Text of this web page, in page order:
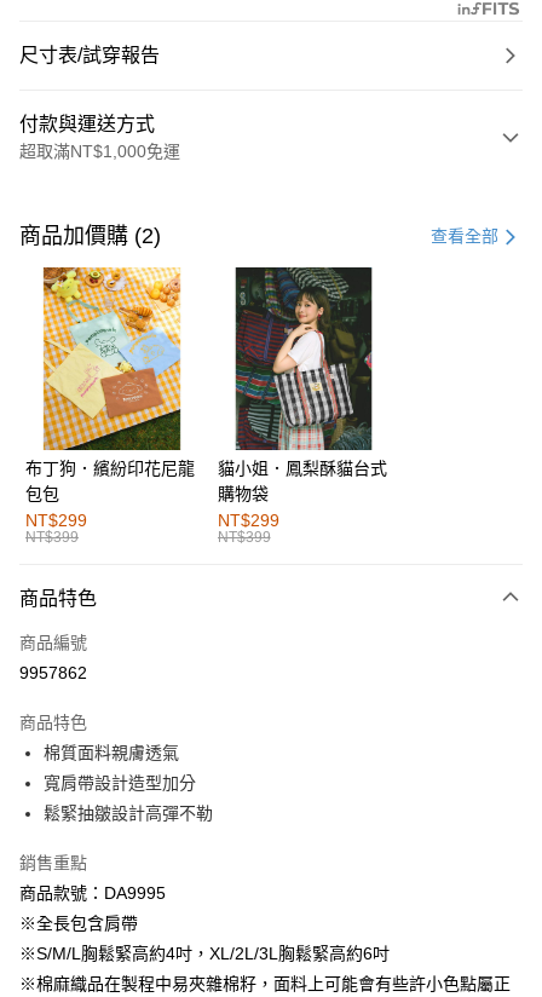
尺寸表/試穿報告
付款與運送方式
超取滿NT$1,000免運
信用卡一次付款
購物金
超商取貨付款
LINE Pay
街口支付
運送方式
全家取貨付款
每筆NT$60，滿NT$1,000(含以上)免運費
付款後全家取貨
萊爾富取貨付款
付款後萊爾富取貨
每筆NT$60，滿NT$1,000(含以上)免運費
7-11取貨付款
每筆NT$60，滿NT$1,000(含以上)免運費
付款後7-11取貨
每筆NT$60，滿NT$1,000(含以上)免運費
宅配
商品加價購 (2) 查看全部
布丁狗．繽紛印花尼龍
包包
NT$299
NT$399
貓小姐．鳳梨酥貓台式
購物袋
NT$299
NT$399
商品特色
商品編號
9957862
商品特色
棉質面料親膚透氣
寬肩帶設計造型加分
鬆緊抽皺設計高彈不勒
銷售重點
商品款號：DA9995
※全長包含肩帶
※S/M/L胸鬆緊高約4吋，XL/2L/3L胸鬆緊高約6吋
※棉麻織品在製程中易夾雜棉籽，面料上可能會有些許小色點屬正